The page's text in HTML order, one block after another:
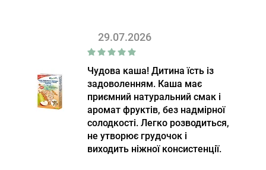
29.07.2026
Чудова каша! Дитина їсть із
задоволенням. Каша має
приємний натуральний смак і
аромат фруктів, без надмірної
солодкості. Легко розводиться,
не утворює грудочок і
виходить ніжної консистенції.